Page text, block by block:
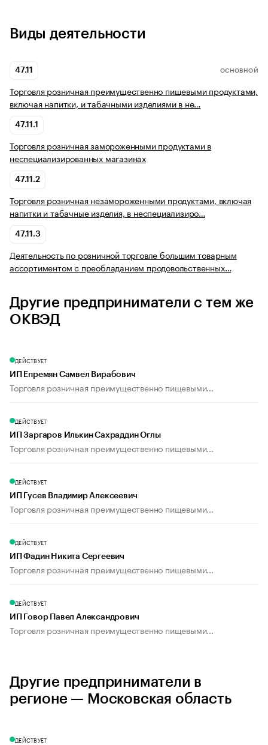
Виды деятельности
47.11 ОСНОВНОЙ
Торговля розничная преимущественно пищевыми продуктами,
включая напитки, и табачными изделиями в не…
47.11.1
Торговля розничная замороженными продуктами в
неспециализированных магазинах
47.11.2
Торговля розничная незамороженными продуктами, включая
напитки и табачные изделия, в неспециализиро…
47.11.3
Деятельность по розничной торговле большим товарным
ассортиментом с преобладанием продовольственных…
Другие предприниматели с тем же
ОКВЭД
ДЕЙСТВУЕТ
ИП Епремян Самвел Вирабович
Торговля розничная преимущественно пищевыми...
ДЕЙСТВУЕТ
ИП Заргаров Илькин Сахраддин Оглы
Торговля розничная преимущественно пищевыми...
ДЕЙСТВУЕТ
ИП Гусев Владимир Алексеевич
Торговля розничная преимущественно пищевыми...
ДЕЙСТВУЕТ
ИП Фадин Никита Сергеевич
Торговля розничная преимущественно пищевыми...
ДЕЙСТВУЕТ
ИП Говор Павел Александрович
Торговля розничная преимущественно пищевыми...
Другие предприниматели в
регионе — Московская область
ДЕЙСТВУЕТ